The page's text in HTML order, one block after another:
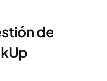
de